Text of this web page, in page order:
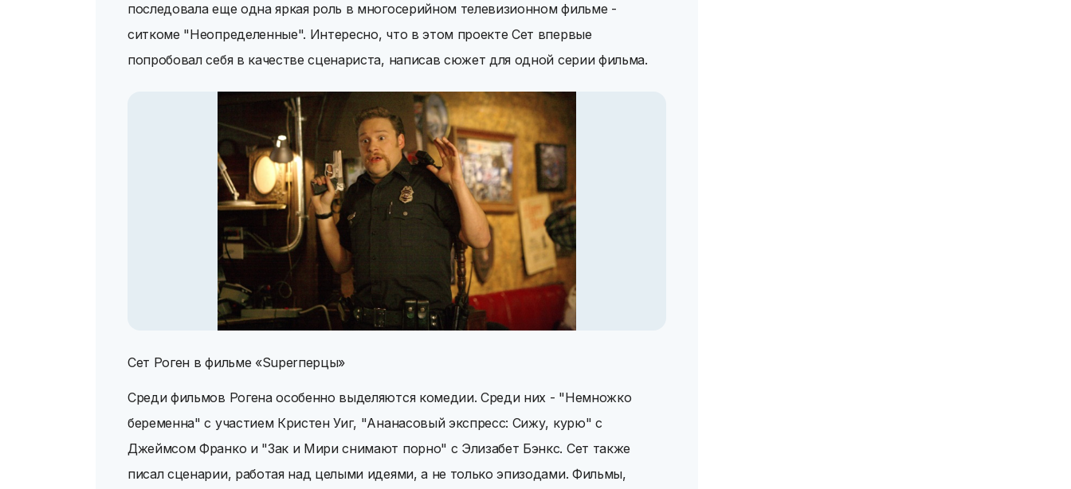
последовала еще одна яркая роль в многосерийном телевизионном фильме -
ситкоме "Неопределенные". Интересно, что в этом проекте Сет впервые
попробовал себя в качестве сценариста, написав сюжет для одной серии фильма.
Сет Роген в фильме «Superперцы»
Среди фильмов Рогена особенно выделяются комедии. Среди них - "Немножко
беременна" с участием Кристен Уиг, "Ананасовый экспресс: Сижу, курю" с
Джеймсом Франко и "Зак и Мири снимают порно" с Элизабет Бэнкс. Сет также
писал сценарии, работая над целыми идеями, а не только эпизодами. Фильмы,